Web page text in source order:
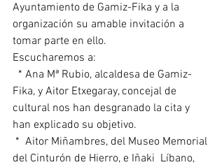
Ayuntamiento de Gamiz-Fika y a la
organización su amable invitación a
tomar parte en ello.
Escucharemos a:
Fika, y Aitor Etxegaray, concejal de
cultural nos han desgranado la cita y
han explicado su objetivo.
del Cinturón de Hierro, e Iñaki  Líbano,